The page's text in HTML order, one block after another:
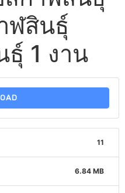
ฬสินธุ์
1 งาน
11
6.84 MB